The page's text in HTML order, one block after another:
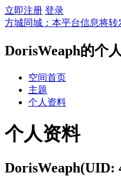
立即注册 登录
方城同城：本平台信息将
DorisWeaph的个
空间首页
主题
个人资料
个人资料
DorisWeaph(UID: